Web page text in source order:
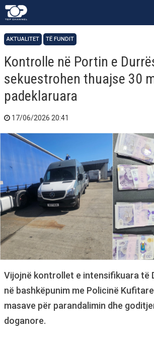
AKTUALITET TË FUNDIT
Kontrolle në Portin e
sekuestrohen thuajse 30
padeklaruara
17/06/2026 20:41
Vijojnë kontrollet e intensifikuara të
në bashkëpunim me Policinë
masave për parandalimin dhe
doganore.